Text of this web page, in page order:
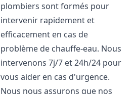
plombiers sont formés pour
intervenir rapidement et
efficacement en cas de
problème de chauffe-eau. Nous
intervenons 7j/7 et 24h/24 pour
vous aider en cas d'urgence.
Nous nous assurons que nos